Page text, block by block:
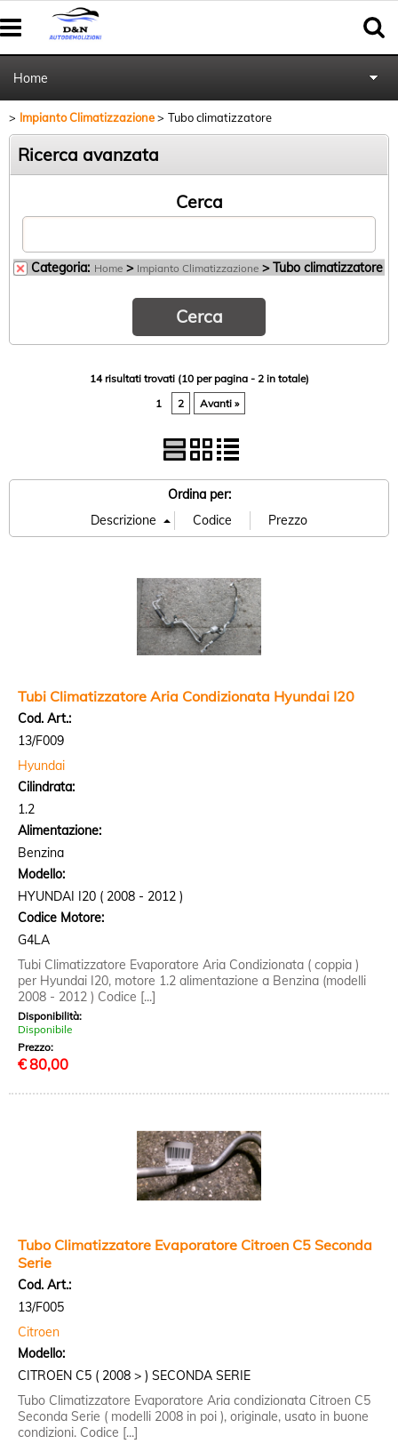
Home
Autoricambi
Impianto Climatizzazione Tubo climatizzatore
Ricerca avanzata
Cerca
Categoria: Home > Impianto Climatizzazione > Tubo climatizzatore
14 risultati trovati (10 per pagina - 2 in totale)
1
2 Avanti »
Ordina per:
Tubi Climatizzatore Aria Condizionata Hyundai I20
Cod. Art.:
13/F009
Hyundai
Cilindrata:
1.2
Alimentazione:
Benzina
Modello:
HYUNDAI I20 ( 2008 - 2012 )
Codice Motore:
G4LA
Tubi Climatizzatore Evaporatore Aria Condizionata ( coppia )
per Hyundai I20, motore 1.2 alimentazione a Benzina (modelli
2008 - 2012 ) Codice [...]
Disponibilità:
Disponibile
Prezzo:
€80,00
Tubo Climatizzatore Evaporatore Citroen C5 Seconda
Serie
Cod. Art.:
13/F005
Citroen
Modello:
CITROEN C5 ( 2008 > ) SECONDA SERIE
Tubo Climatizzatore Evaporatore Aria condizionata Citroen C5
Seconda Serie ( modelli 2008 in poi ), originale, usato in buone
condizioni. Codice [...]